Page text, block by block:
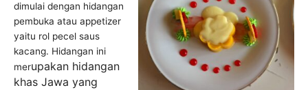
dimulai dengan hidangan
pembuka atau appetizer
yaitu rol pecel saus
kacang. Hidangan ini
merupakan hidangan
khas Jawa yang